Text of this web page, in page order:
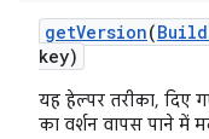
getVersion(Build
key)
यह हेल्पर तरीका, दिए
का वर्शन वापस पाने में